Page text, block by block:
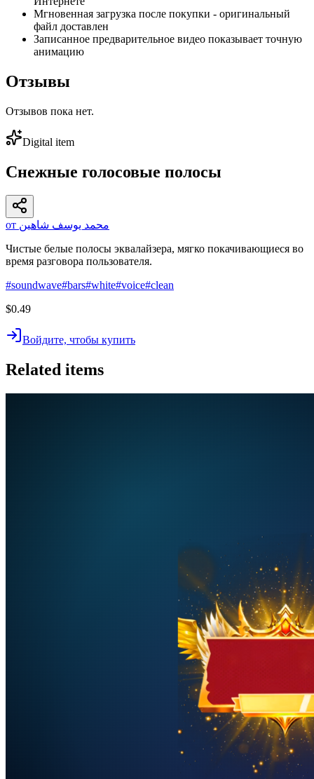
Мгновенная загрузка после покупки - оригинальный
файл доставлен
Записанное предварительное видео показывает точную
анимацию
Отзывы
Отзывов пока нет.
Digital item
Снежные голосовые полосы
от محمد يوسف شاهين
Чистые белые полосы эквалайзера, мягко покачивающиеся во
время разговора пользователя.
#soundwave#bars#white#voice#clean
$0.49
Войдите, чтобы купить
Related items